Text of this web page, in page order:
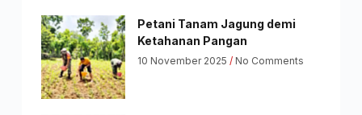
Petani Tanam Jagung demi
Ketahanan Pangan
10 November 2025 No Comments